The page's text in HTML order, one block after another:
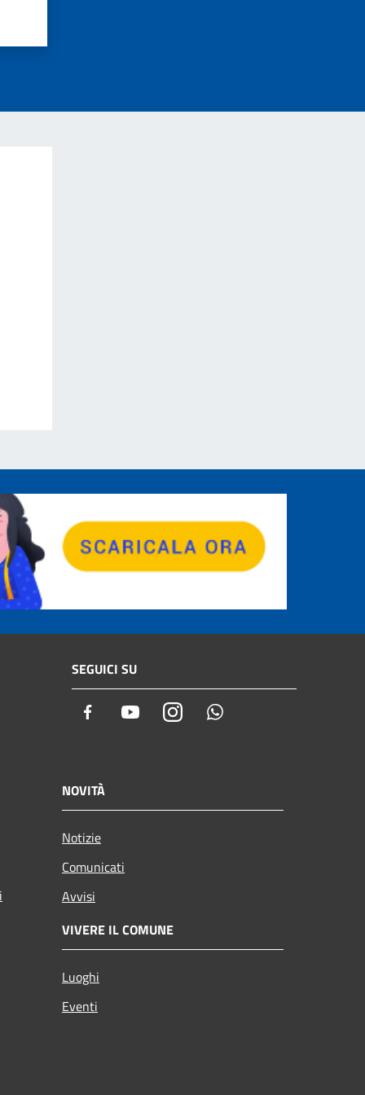
SEGUICI SU
Facebook YoutubeInstagram
NOVITÀ
Notizie
Comunicati
Avvisi
VIVERE IL COMUNE
Luoghi
Eventi